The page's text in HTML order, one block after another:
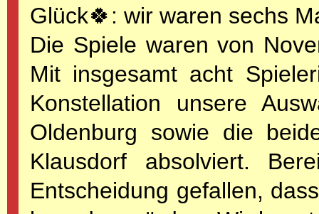
Glück🍀: wir waren sechs
Die Spiele waren von
Mit insgesamt acht
Konstellation unsere
Oldenburg sowie die
Klausdorf absolviert.
Entscheidung gefallen,